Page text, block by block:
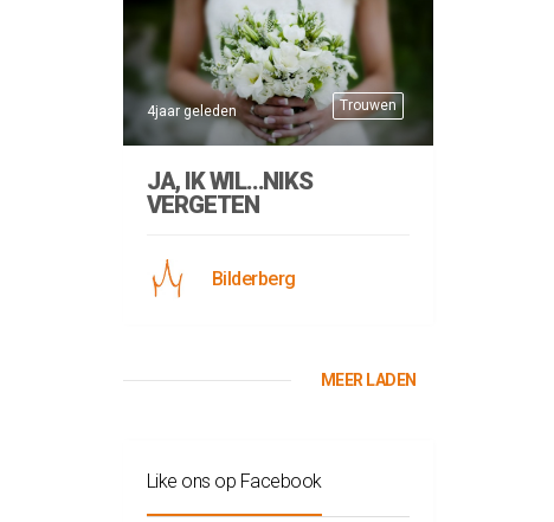
Trouwen
4jaar geleden
JA, IK WIL…NIKS
VERGETEN
Bilderberg
MEER LADEN
Like ons op Facebook